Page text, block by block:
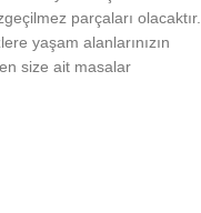
parçaları olacaktır.
yaşam alanlarınızın
size ait masalar